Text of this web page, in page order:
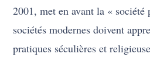
2001, met en avant la « société
sociétés modernes doivent
pratiques séculières et